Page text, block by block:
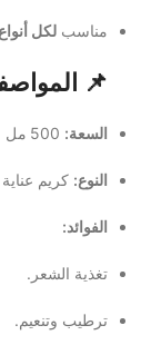
مناسب لكل
📌
السعة:
النوع: كريم
الفوائد:
تغذية الشعر.
ترطيب وتنعيم.